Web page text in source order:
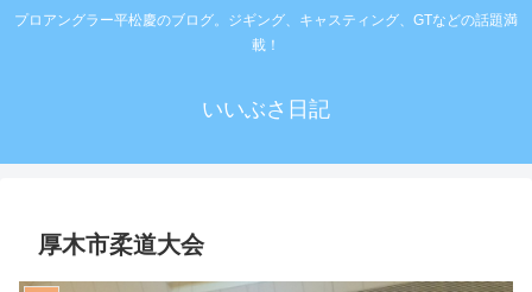
プロアングラー平松慶のブログ。ジギング、キャスティング、GTなどの話題満
載！
いいぶさ日記
厚木市柔道大会